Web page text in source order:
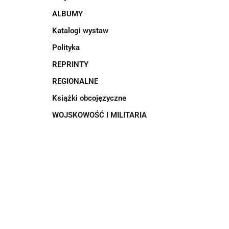
ALBUMY
Katalogi wystaw
Polityka
REPRINTY
REGIONALNE
Książki obcojęzyczne
WOJSKOWOŚĆ I MILITARIA